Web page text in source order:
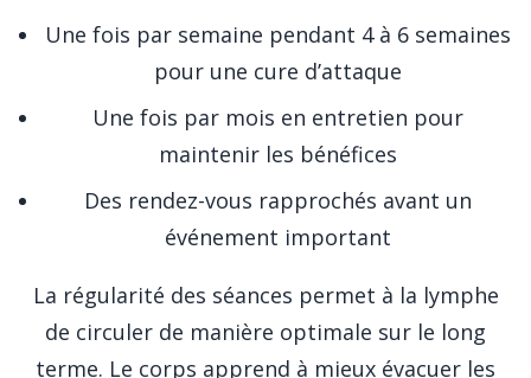
Une fois par semaine pendant 4 à 6 semaines
pour une cure d’attaque
Une fois par mois en entretien pour
maintenir les bénéfices
Des rendez-vous rapprochés avant un
événement important
La régularité des séances permet à la lymphe
de circuler de manière optimale sur le long
terme. Le corps apprend à mieux évacuer les